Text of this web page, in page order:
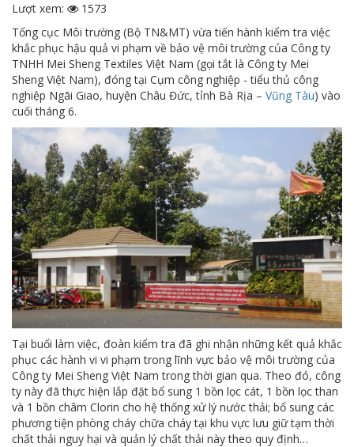
Lượt xem:
1573
Tổng cục Môi trường (Bộ TN&MT) vừa tiến hành kiểm tra việc
khắc phục hậu quả vi phạm về bảo vệ môi trường của Công ty
TNHH Mei Sheng Textiles Việt Nam (gọi tắt là Công ty Mei
Sheng Việt Nam), đóng tại Cụm công nghiệp - tiểu thủ công
nghiệp Ngãi Giao, huyện Châu Đức, tỉnh Bà Rịa – Vũng Tàu) vào
cuối tháng 6.
Tại buổi làm việc, đoàn kiểm tra đã ghi nhận những kết quả khắc
phục các hành vi vi phạm trong lĩnh vực bảo vệ môi trường của
Công ty Mei Sheng Việt Nam trong thời gian qua. Theo đó, công
ty này đã thực hiện lắp đặt bổ sung 1 bồn lọc cát, 1 bồn lọc than
và 1 bồn châm Clorin cho hệ thống xử lý nước thải; bổ sung các
phương tiện phòng cháy chữa cháy tại khu vực lưu giữ tạm thời
chất thải nguy hại và quản lý chất thải này theo quy định…